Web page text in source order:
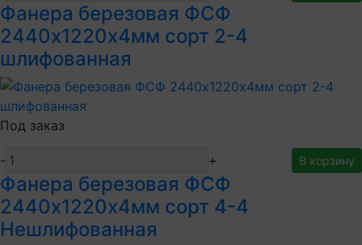
Фанера березовая ФСФ
2440х1220х4мм сорт 2-4
шлифованная
Под заказ
- + В корзину
Фанера березовая ФСФ
2440х1220х4мм сорт 4-4
Нешлифованная